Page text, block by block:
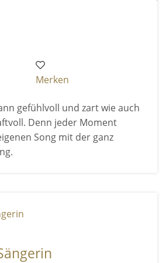
Merken
gefühlvoll und zart wie auch
Denn jeder Moment
Song mit der ganz